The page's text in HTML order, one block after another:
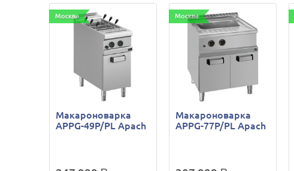
Москва
Макароноварка
APPG-49P/PL Apach
Москва
Макароноварка
APPG-77P/PL Apach